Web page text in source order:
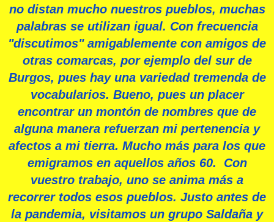
no distan mucho nuestros pueblos, muchas
palabras se utilizan igual. Con frecuencia
"discutimos" amigablemente con amigos de
otras comarcas, por ejemplo del sur de
Burgos, pues hay una variedad tremenda de
vocabularios. Bueno, pues un placer
encontrar un montón de nombres que de
alguna manera refuerzan mi pertenencia y
afectos a mi tierra. Mucho más para los que
emigramos en aquellos años 60. Con
vuestro trabajo, uno se anima más a
recorrer todos esos pueblos. Justo antes de
la pandemia, visitamos un grupo Saldaña y